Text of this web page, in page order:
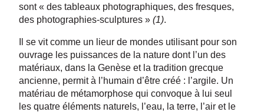
sont « des tableaux photographiques, des fresques,
des photographies-sculptures » (1).
Il se vit comme un lieur de mondes utilisant pour son
ouvrage les puissances de la nature dont l’un des
matériaux, dans la Genèse et la tradition grecque
ancienne, permit à l’humain d’être créé : l’argile. Un
matériau de métamorphose qui convoque à lui seul
les quatre éléments naturels, l’eau, la terre, l’air et le